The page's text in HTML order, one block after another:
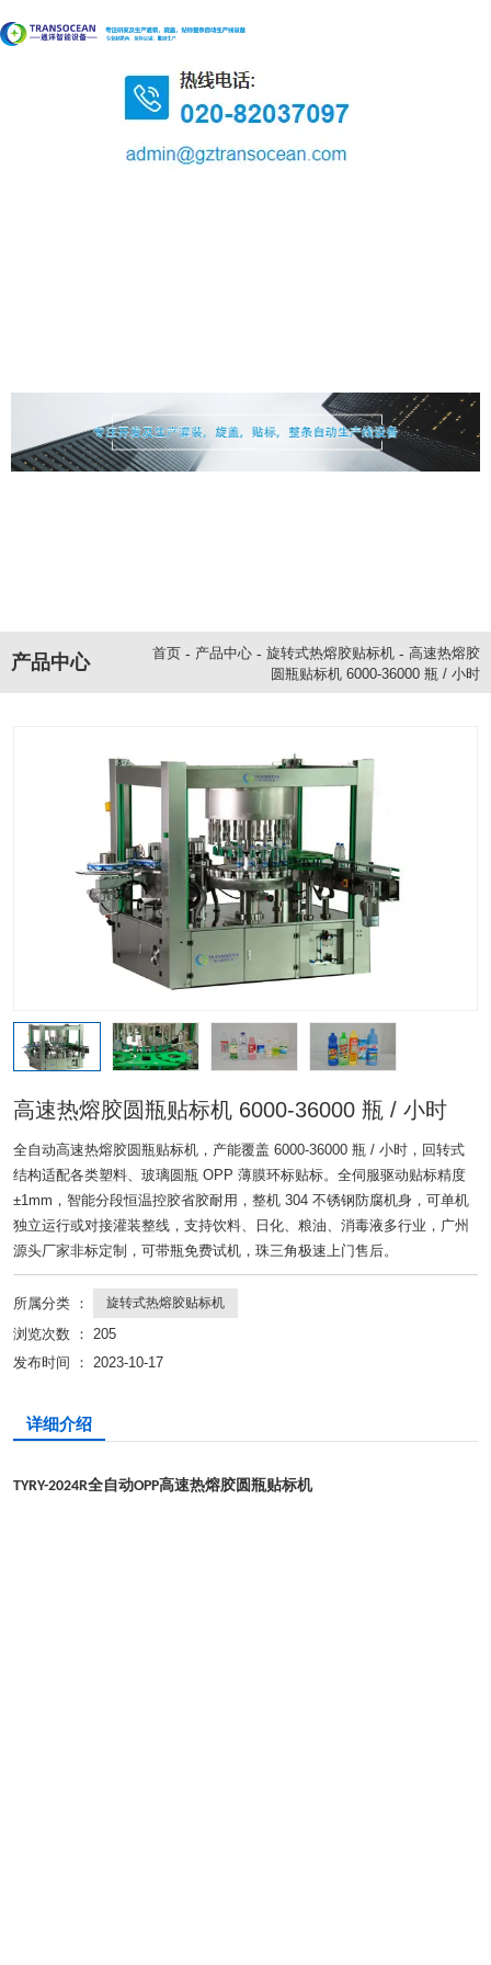
产品中心 首页 - 产品中心 - 旋转式热熔胶贴标机 - 高速热熔胶
圆瓶贴标机 6000-36000 瓶 / 小时
高速热熔胶圆瓶贴标机 6000-36000 瓶 / 小时
全自动高速热熔胶圆瓶贴标机，产能覆盖 6000-36000 瓶 / 小时，回转式
结构适配各类塑料、玻璃圆瓶 OPP 薄膜环标贴标。全伺服驱动贴标精度
±1mm，智能分段恒温控胶省胶耐用，整机 304 不锈钢防腐机身，可单机
独立运行或对接灌装整线，支持饮料、日化、粮油、消毒液多行业，广州
源头厂家非标定制，可带瓶免费试机，珠三角极速上门售后。
所属分类 ： 旋转式热熔胶贴标机
浏览次数 ： 205
发布时间 ： 2023-10-17
详细介绍
TYRY-2024R全自动OPP高速热熔胶圆瓶贴标机